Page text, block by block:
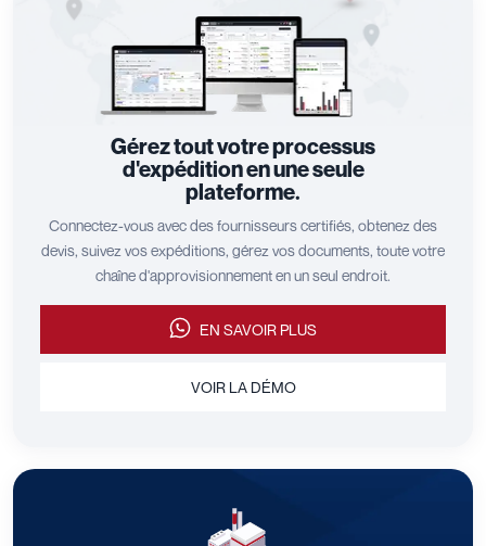
Gérez tout votre processus
d'expédition en une seule
plateforme.
Connectez-vous avec des fournisseurs certifiés, obtenez des
devis, suivez vos expéditions, gérez vos documents, toute votre
chaîne d'approvisionnement en un seul endroit.
EN SAVOIR PLUS
VOIR LA DÉMO